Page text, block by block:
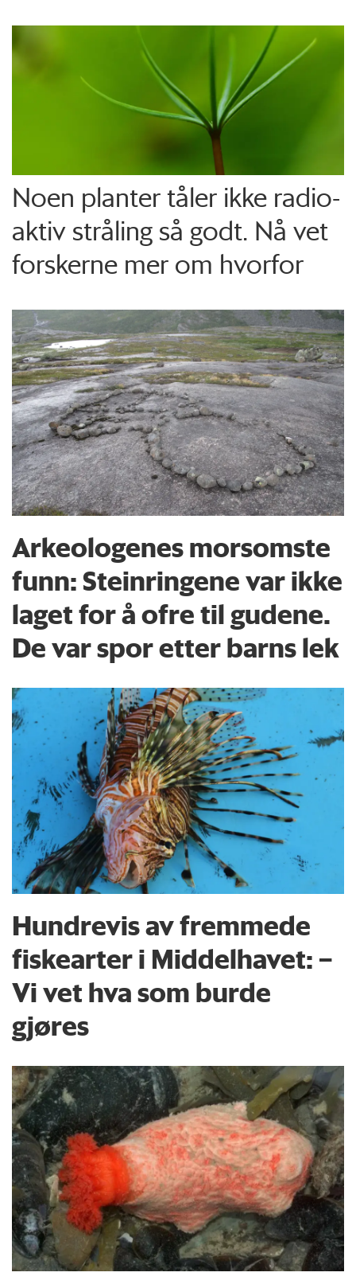
Noen planter tåler ikke radio­
aktiv stråling så godt. Nå vet
forskerne mer om hvorfor
Arkeologenes morsomste
funn: Steinringene var ikke
laget for å ofre til gudene.
De var spor etter barns lek
Hundrevis av fremmede
fiskearter i Middelhavet: –
Vi vet hva som burde
gjøres